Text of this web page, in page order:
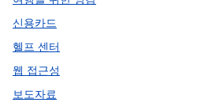
신용카드
헬프 센터
웹 접근성
보도자료